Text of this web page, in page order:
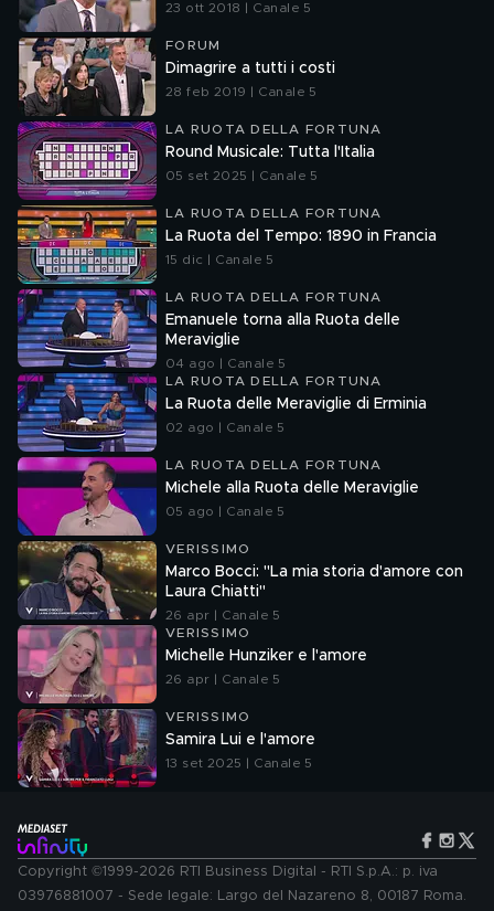
23 ott 2018 | Canale 5
FORUM
Dimagrire a tutti i costi
28 feb 2019 | Canale 5
LA RUOTA DELLA FORTUNA
Round Musicale: Tutta l'Italia
05 set 2025 | Canale 5
LA RUOTA DELLA FORTUNA
La Ruota del Tempo: 1890 in Francia
15 dic | Canale 5
LA RUOTA DELLA FORTUNA
Emanuele torna alla Ruota delle
Meraviglie
04 ago | Canale 5
LA RUOTA DELLA FORTUNA
La Ruota delle Meraviglie di Erminia
02 ago | Canale 5
LA RUOTA DELLA FORTUNA
Michele alla Ruota delle Meraviglie
05 ago | Canale 5
VERISSIMO
Marco Bocci: "La mia storia d'amore con
Laura Chiatti"
26 apr | Canale 5
VERISSIMO
Michelle Hunziker e l'amore
26 apr | Canale 5
VERISSIMO
Samira Lui e l'amore
13 set 2025 | Canale 5
Copyright ©1999-2026 RTI Business Digital - RTI S.p.A.: p. iva
03976881007 - Sede legale: Largo del Nazareno 8, 00187 Roma.